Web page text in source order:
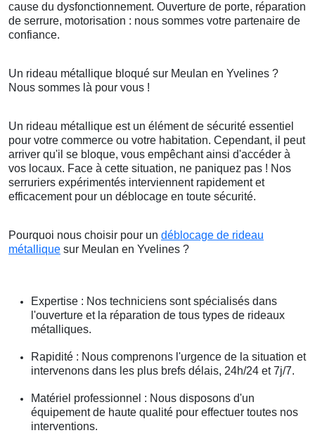
cause du dysfonctionnement. Ouverture de porte, réparation
de serrure, motorisation : nous sommes votre partenaire de
confiance.
Un rideau métallique bloqué sur Meulan en Yvelines ?
Nous sommes là pour vous !
Un rideau métallique est un élément de sécurité essentiel
pour votre commerce ou votre habitation. Cependant, il peut
arriver qu'il se bloque, vous empêchant ainsi d'accéder à
vos locaux. Face à cette situation, ne paniquez pas ! Nos
serruriers expérimentés interviennent rapidement et
efficacement pour un déblocage en toute sécurité.
Pourquoi nous choisir pour un déblocage de rideau
métallique sur Meulan en Yvelines ?
Expertise : Nos techniciens sont spécialisés dans
l'ouverture et la réparation de tous types de rideaux
métalliques.
Rapidité : Nous comprenons l'urgence de la situation et
intervenons dans les plus brefs délais, 24h/24 et 7j/7.
Matériel professionnel : Nous disposons d'un
équipement de haute qualité pour effectuer toutes nos
interventions.